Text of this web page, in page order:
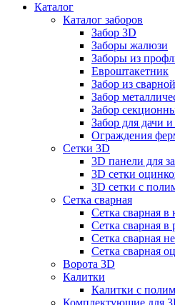
Каталог
Каталог заборов
Забор 3D
Заборы жалюзи
Заборы из
Евроштакетник
Забор из
Забор
Забор
Забор для дачи и
Ограждения
Сетки 3D
3D панели для
3D сетки
3D сетки с
Сетка сварная
Сетка сварная в
Сетка сварная в
Сетка сварная
Сетка сварная
Ворота 3D
Калитки
Калитки с
Комплектующие для